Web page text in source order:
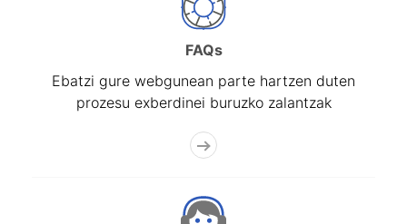
FAQs
Ebatzi gure webgunean parte hartzen duten
prozesu exberdinei buruzko zalantzak